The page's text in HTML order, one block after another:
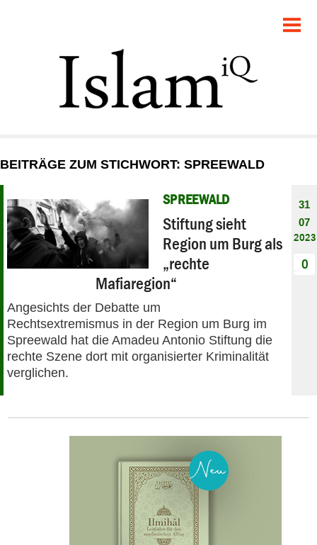
GESELLSCHAFT
STARTSEITE
DEBATTE
PANORAMA
BEITRÄGE ZUM STICHWORT: SPREEWALD
SPREEWALD
Stiftung sieht
Region um Burg als
„rechte
Mafiaregion“
Angesichts der Debatte um
Rechtsextremismus in der Region um Burg im
Spreewald hat die Amadeu Antonio Stiftung die
rechte Szene dort mit organisierter Kriminalität
verglichen.
31
07
2023
0